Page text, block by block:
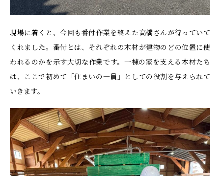
現場に着くと、今回も番付作業を終えた高橋さんが待っていて
くれました。番付とは、それぞれの木材が建物のどの位置に使
われるのかを示す大切な作業です。一棟の家を支える木材たち
は、ここで初めて「住まいの一員」としての役割を与えられて
いきます。